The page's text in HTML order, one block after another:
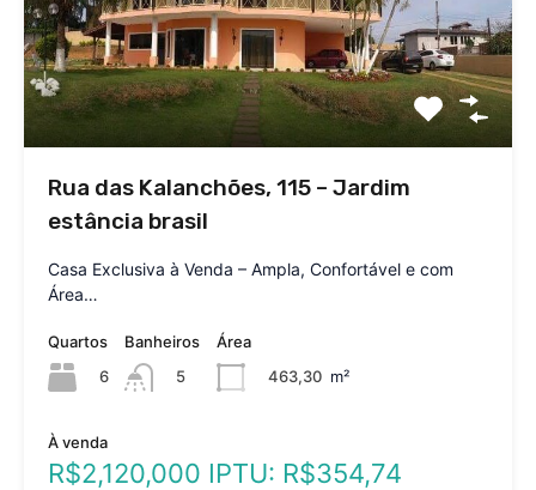
Rua das Kalanchões, 115 – Jardim
estância brasil
Casa Exclusiva à Venda – Ampla, Confortável e com
Área…
Quartos
6
Banheiros
5
Área
463,30 m²
À venda
R$2,120,000 IPTU: R$354,74